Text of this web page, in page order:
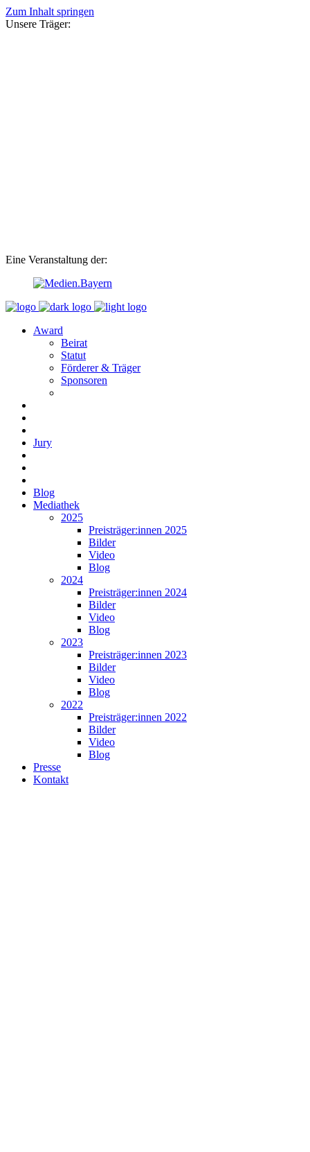
Zum Inhalt springen
Unsere Träger:
Eine Veranstaltung der:
Award
Beirat
Statut
Förderer & Träger
Sponsoren
Jury
Blog
Mediathek
2025
Preisträger:innen 2025
Bilder
Video
Blog
2024
Preisträger:innen 2024
Bilder
Video
Blog
2023
Preisträger:innen 2023
Bilder
Video
Blog
2022
Preisträger:innen 2022
Bilder
Video
Blog
Presse
Kontakt